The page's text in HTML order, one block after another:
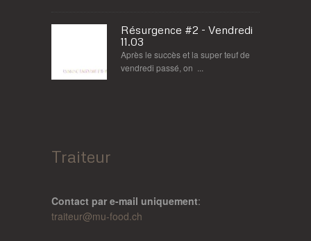
Résurgence #2 - Vendredi
11.03
Après le succès et la super teuf de
vendredi passé, on ...
Traiteur
Contact par e-mail uniquement:
traiteur@mu-food.ch